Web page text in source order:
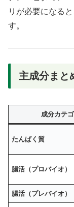
リが必要になる
す。
主成分まと
成分カテゴ
たんぱく質
腸活（プロバイオ）
腸活（プレバイオ）